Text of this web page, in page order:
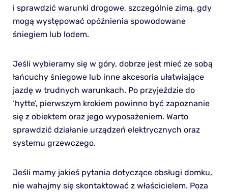
i sprawdzić warunki drogowe, szczególnie zimą, gdy
mogą występować opóźnienia spowodowane
śniegiem lub lodem.
Jeśli wybieramy się w góry, dobrze jest mieć ze sobą
łańcuchy śniegowe lub inne akcesoria ułatwiające
jazdę w trudnych warunkach. Po przyjeździe do
‘hytte’, pierwszym krokiem powinno być zapoznanie
się z obiektem oraz jego wyposażeniem. Warto
sprawdzić działanie urządzeń elektrycznych oraz
systemu grzewczego.
Jeśli mamy jakieś pytania dotyczące obsługi domku,
nie wahajmy się skontaktować z właścicielem. Poza